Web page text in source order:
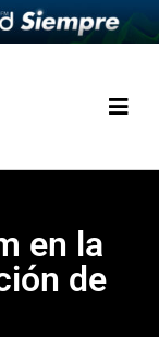
en la
de